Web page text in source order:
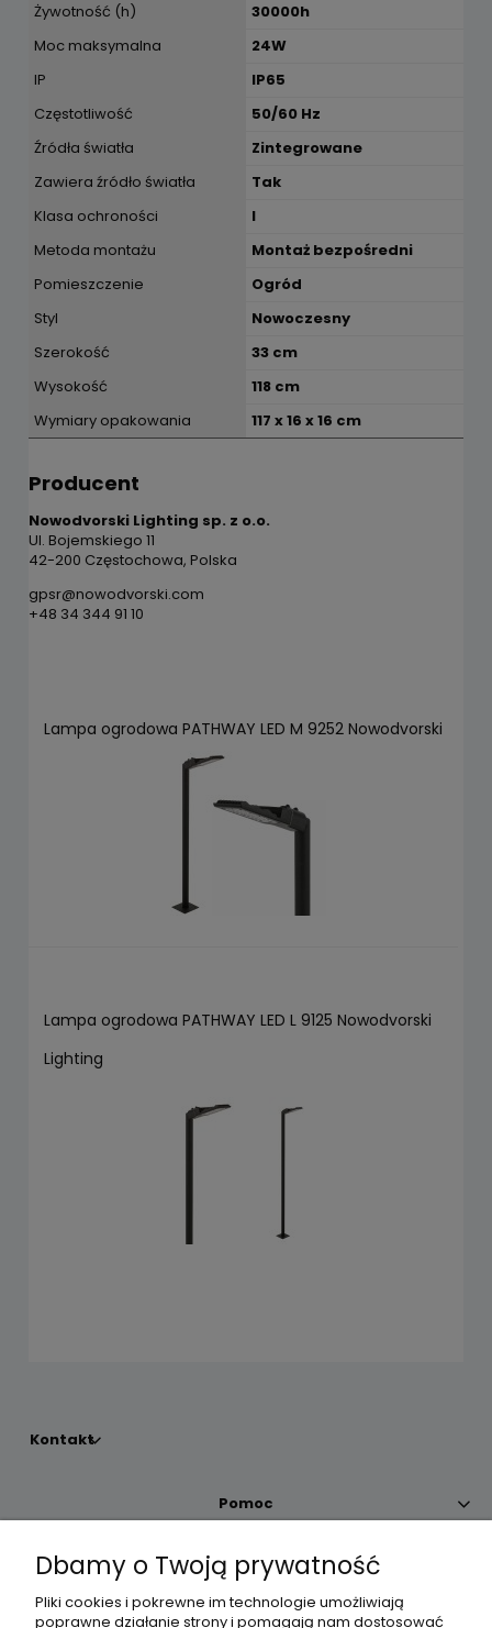
Żywotność (h)
30000h
Moc maksymalna
24W
IP
IP65
Częstotliwość
50/60 Hz
Źródła światła
Zintegrowane
Zawiera źródło światła
Tak
Klasa ochroności
I
Metoda montażu
Montaż bezpośredni
Pomieszczenie
Ogród
Styl
Nowoczesny
Szerokość
33 cm
Wysokość
118 cm
Wymiary opakowania
117 x 16 x 16 cm
Producent
Nowodvorski Lighting sp. z o.o.
Ul. Bojemskiego 11
42-200 Częstochowa, Polska
gpsr@nowodvorski.com
+48 34 344 91 10
Lampa ogrodowa PATHWAY LED M 9252 Nowodvorski
Lampa ogrodowa PATHWAY LED L 9125 Nowodvorski
Lighting
Kontakt
Pomoc
Moje konto
Dbamy o Twoją prywatność
Pliki cookies i pokrewne im technologie umożliwiają
poprawne działanie strony i pomagają nam dostosować